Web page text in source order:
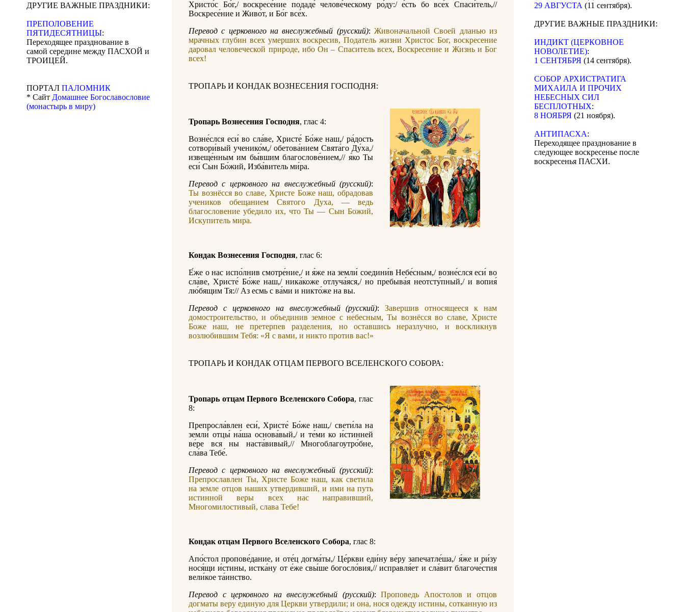
ДРУГИЕ ВАЖНЫЕ ПРАЗДНИКИ:
ПРЕПОЛОВЕНИЕ
ПЯТИДЕСЯТНИЦЫ:
Переходящее празднование в
самой середине между ПАСХОЙ и
ТРОИЦЕЙ.
ПОРТАЛ ПАЛОМНИК
* Сайт Домашнее Богославословие
(монастырь в миру)
Христо́с Бо́г,/ воскресе́ние подаде́ челове́ческому ро́ду:/ е́сть бо все́х Спаси́тель,//
Воскресе́ние и Живо́т, и Бо́г все́х.
Перевод с церковного на внеслужебный (русский):Живоначальной Своей дланью из
мрачных глубин всех умерших воскресив, Податель жизни Христос Бог, воскресение
даровал человеческой природе, ибо Он – Спаситель всех, Воскресение и Жизнь и Бог
всех!
ТРОПАРЬ И КОНДАК ВОЗНЕСЕНИЯ ГОСПОДНЯ:
Тропарь Вознесения Господня, глас 4:
Возне́слся еси́ во сла́ве, Христе́ Бо́же наш,/ ра́дость
сотвори́вый ученико́м,/ обетова́нием Свята́го Ду́ха,/
извеще́нным им бы́вшим благослове́нием,// я́ко Ты
еси́ Сын Бо́жий, Изба́витель ми́ра.
Перевод с церковного на внеслужебный (русский):
Ты вознёсся во славе, Христе Боже наш, обрадовав
учеников обещанием Святого Духа, — ведь
благословение убедило их, что Ты — Сын Божий,
Искупитель мира.
Кондак Вознесения Господня, глас 6:
Е́же о нас испо́лнив смотре́ние,/ и я́же на земли́ соедини́в Небе́сным,/ возне́слся еси́ во
сла́ве, Христе́ Бо́же наш,/ ника́коже отлуча́яся,/ но пребыва́я неотсту́пный,/ и вопия́
лю́бящим Тя:// Аз есмь с ва́ми и никто́же на вы.
Перевод c церковного на внеслужебный (русский):Завершив относящееся к нам
домостроительство, и объединив земное с небесным, Ты вознёсся во славе, Христе
Боже наш, не претерпев разделения, но оставшись неразлучно, и воскликнув
возлюбившим Тебя: «Я с вами, и никто против вас!»
ТРОПАРЬ И КОНДАК ОТЦАМ ПЕРВОГО ВСЕЛЕНСКОГО СОБОРА:
Тропарь отцам Первого Вселенского Собора, глас
8:
Препросла́влен еси́, Христе́ Бо́же наш,/ свети́ла на
земли́ отцы́ на́ша основа́вый,/ и те́ми ко и́стинней
ве́ре вся ны наста́вивый,// Многоблагоутро́бне,
сла́ва Тебе́.
Перевод с церковного на внеслужебный (русский):
Препрославлен Ты, Христе Боже наш, как светила
на земле отцов наших утвердивший, и ими на путь
истинной веры всех нас направивший,
Многомилостивый, слава Тебе!
Кондак отцам Первого Вселенского Собора, глас 8:
Апо́стол пропове́дание, и оте́ц догма́ты,/ Це́ркви еди́ну ве́ру запечатле́ша,/ я́же и ри́зу
нося́щи и́стины, истка́ну от е́же свы́ше богосло́вия,// исправля́ет и сла́вит благоче́стия
вели́кое та́инство.
Перевод c церковного на внеслужебный (русский):Проповедь Апостолов и отцов
догматы веру единую для Церкви утвердили; и она, нося одежду истины, сотканную из
29 АВГУСТА (11 сентября).
ДРУГИЕ ВАЖНЫЕ ПРАЗДНИКИ:
ИНДИКТ (ЦЕРКОВНОЕ
НОВОЛЕТИЕ):
1 СЕНТЯБРЯ (14 сентября).
CОБОР АРХИСТРАТИГА
МИХАИЛА И ПРОЧИХ
НЕБЕСНЫХ СИЛ
БЕСПЛОТНЫХ:
8 НОЯБРЯ (21 ноября).
АНТИПАСХА:
Переходящее празднование в
следующее воскресенье после
воскресенья ПАСХИ.